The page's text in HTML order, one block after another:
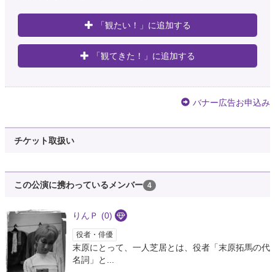
「観たい！」に追加する
「観てきた！」に追加する
バナー広告お申込み
チケット取扱い
この公演に携わっているメンバー 4
りんＰ (0)
役者・俳優
末原にとって、一人芝居とは、役者「末原拓馬の代
名詞」と...